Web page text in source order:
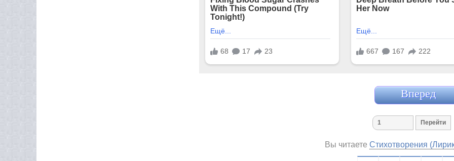
Вперед
Вы читаете Стихотворения